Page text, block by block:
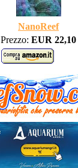
NanoReef
Prezzo: EUR 22,10